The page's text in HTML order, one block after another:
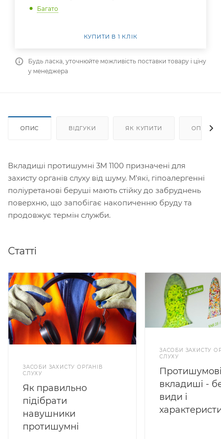
Багато
КУПИТИ В 1 КЛІК
Будь ласка, уточнюйте можливість поставки товару і ціну
у менеджера
ОПИС ВІДГУКИ ЯК КУПИТИ ОПЛАТА
Вкладиші протишумні 3M 1100 призначені для
захисту органів слуху від шуму. М'які, гіпоалергенні
поліуретанові беруші мають стійку до забруднень
поверхню, що запобігає накопиченню бруду та
продовжує термін служби.
Статті
ЗАСОБИ ЗАХИСТУ ОРГАНІВ
СЛУХУ
Як правильно
підібрати
навушники
протишумні
ЗАСОБИ ЗАХИСТУ
СЛУХУ
вкладиші -
види і